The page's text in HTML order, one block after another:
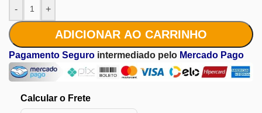
- +
ADICIONAR AO CARRINHO
Pagamento Seguro intermediado pelo Mercado Pago
Calcular o Frete